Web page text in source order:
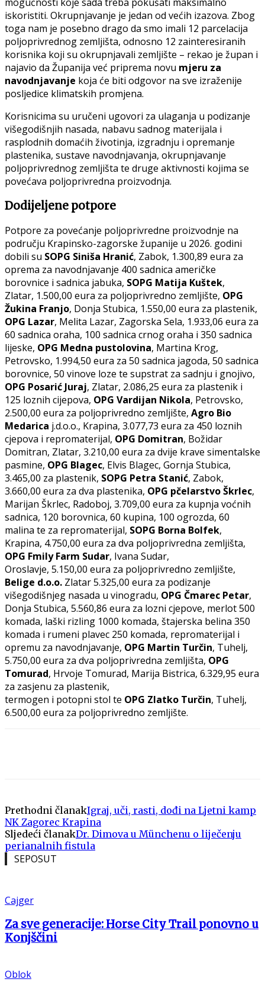
iskoristiti. Okrupnjavanje je jedan od većih izazova. Zbog
toga nam je posebno drago da smo imali 12 parcelacija
poljoprivrednog zemljišta, odnosno 12 zainteresiranih
korisnika koji su okrupnjavali zemljište – rekao je župan i
najavio da Županija već priprema novu mjeru za
navodnjavanje koja će biti odgovor na sve izraženije
posljedice klimatskih promjena.
Korisnicima su uručeni ugovori za ulaganja u podizanje
višegodišnjih nasada, nabavu sadnog materijala i
rasplodnih domaćih životinja, izgradnju i opremanje
plastenika, sustave navodnjavanja, okrupnjavanje
poljoprivrednog zemljišta te druge aktivnosti kojima se
povećava poljoprivredna proizvodnja.
Dodijeljene potpore
Potpore za povećanje poljoprivredne proizvodnje na
području Krapinsko-zagorske županije u 2026. godini
dobili su SOPG Siniša Hranić, Zabok, 1.300,89 eura za
oprema za navodnjavanje 400 sadnica američke
borovnice i sadnica jabuka, SOPG Matija Kuštek,
Zlatar, 1.500,00 eura za poljoprivredno zemljište, OPG
Žukina Franjo, Donja Stubica, 1.550,00 eura za plastenik,
OPG Lazar, Melita Lazar, Zagorska Sela, 1.933,06 eura za
60 sadnica oraha, 100 sadnica crnog oraha i 350 sadnica
lijeske, OPG Medna pustolovina, Martina Krog,
Petrovsko, 1.994,50 eura za 50 sadnica jagoda, 50 sadnica
borovnice, 50 vinove loze te supstrat za sadnju i gnojivo,
OPG Posarić Juraj, Zlatar, 2.086,25 eura za plastenik i
125 loznih cijepova, OPG Vardijan Nikola, Petrovsko,
2.500,00 eura za poljoprivredno zemljište, Agro Bio
Medarica j.d.o.o., Krapina, 3.077,73 eura za 450 loznih
cjepova i repromaterijal, OPG Domitran, Božidar
Domitran, Zlatar, 3.210,00 eura za dvije krave simentalske
pasmine, OPG Blagec, Elvis Blagec, Gornja Stubica,
3.465,00 za plastenik, SOPG Petra Stanić, Zabok,
3.660,00 eura za dva plastenika, OPG pčelarstvo Škrlec,
Marijan Škrlec, Radoboj, 3.709,00 eura za kupnja voćnih
sadnica, 120 borovnica, 60 kupina, 100 ogrozda, 60
malina te za repromaterijal, SOPG Borna Bolfek,
Krapina, 4.750,00 eura za dva poljoprivredna zemljišta,
OPG Fmily Farm Sudar, Ivana Sudar,
Oroslavje, 5.150,00 eura za poljoprivredno zemljište,
Belige d.o.o. Zlatar 5.325,00 eura za podizanje
višegodišnjeg nasada u vinogradu, OPG Čmarec Petar,
Donja Stubica, 5.560,86 eura za lozni cjepove, merlot 500
komada, laški rizling 1000 komada, štajerska belina 350
komada i rumeni plavec 250 komada, repromaterijal i
opremu za navodnjavanje, OPG Martin Turčin, Tuhelj,
5.750,00 eura za dva poljoprivredna zemljišta, OPG
Tomurad, Hrvoje Tomurad, Marija Bistrica, 6.329,95 eura
za zasjenu za plastenik,
termogen i potopni stol te OPG Zlatko Turčin, Tuhelj,
6.500,00 eura za poljoprivredno zemljište.
Prethodni članakIgraj, uči, rasti, dođi na Ljetni kamp
NK Zagorec Krapina
Sljedeći članakDr. Dimova u Münchenu o liječenju
perianalnih fistula
SEPOSUT
Cajger
Za sve generacije: Horse City Trail ponovno u
Konjščini
Oblok